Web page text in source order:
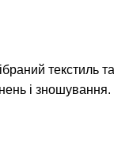
текстиль
і